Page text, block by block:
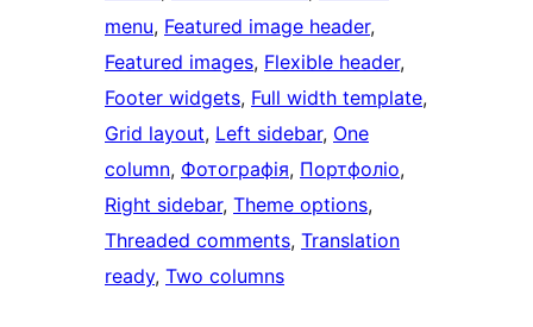
menu, Featured image header
Featured images, Flexible header
Footer widgets, Full width template
Grid layout, Left sidebar, One
column, Фотографія, Портфоліо
Right sidebar, Theme options
Threaded comments, Translation
ready, Two columns